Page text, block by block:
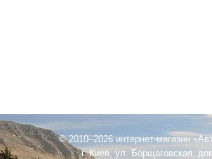
© 2010–2026 интернет-магазин
г. Киев, ул. Борщаговская,